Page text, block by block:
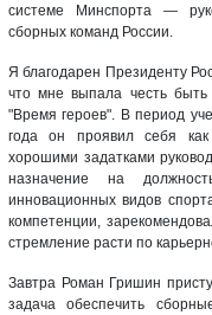
системе Минспорта —
сборных команд России.
Я благодарен Президенту
что мне выпала честь
"Время героев". В период
года он проявил себя
хорошими задатками
назначение на
инновационных видов
компетенции,
стремление расти по
Завтра Роман Гришин
задача обеспечить